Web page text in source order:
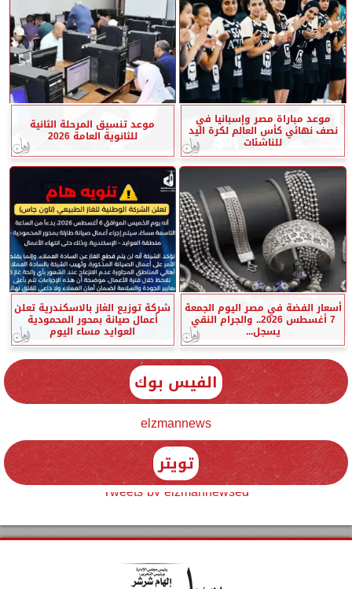
موعد مباراة مصر وإسبانيا في
نصف نهائي كأس العالم لكرة اليد
للناشئات
موعد تنسيق المرحلة الثانية
للثانوية العامة 2026
أسعار الفضة في مصر اليوم الجمعة
7 أغسطس 2026.. والجرام النقي
يسجل...
شركة توزيع الغاز بالاسكندرية تعلن
أعمال صيانة بمحور المحمودية
العوايد مساء اليوم
الفيس بوك
elzmannews
تويتر
Tweets by elzmannewseg